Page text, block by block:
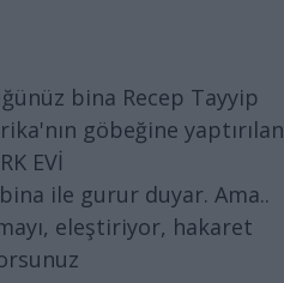
bina Recep Tayyip
göbeğine yaptırılan
EVİ
ile gurur duyar. Ama..
eleştiriyor, hakaret